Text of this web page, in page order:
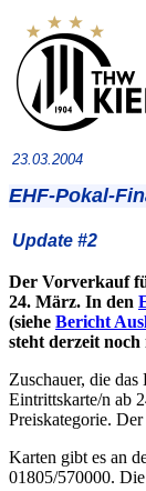
23.03.2004
EHF-Pokal-
Update #2
Der Vorverkauf
24. März. In den
(siehe Bericht
steht derzeit noch
Zuschauer, die
Eintrittskarte/n ab
Preiskategorie.
Karten gibt es an
01805/570000.